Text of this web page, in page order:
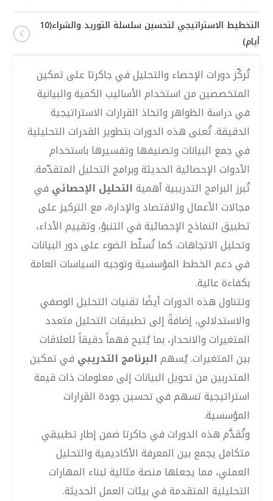
التخطيط الاستراتيجي لتحسين سلسلة التوريد والشراء(10
أيام)
تُركّز دورات الإحصاء والتحليل في جاكرتا على تمكين
المتخصصين من استخدام الأساليب الكمية والبيانية
في دراسة الظواهر واتخاذ القرارات الاستراتيجية
الدقيقة. تُعنى هذه الدورات بتطوير القدرات التحليلية
في جمع البيانات وتصنيفها وتفسيرها باستخدام
الأدوات الإحصائية الحديثة وبرامج التحليل المتقدّمة.
تُبرز البرامج التدريبية أهميةالتحليل الإحصائي في
مجالات الأعمال والاقتصاد والإدارة، مع التركيز على
تطبيق النماذج الإحصائية في التنبؤ، وتقييم الأداء،
وتحليل الاتجاهات. كما تُسلّط الضوء على دور البيانات
في دعم الخطط المؤسسية وتوجيه السياسات العامة
بكفاءة عالية.
وتتناول هذه الدورات أيضًا تقنيات التحليل الوصفي
والاستدلالي، إضافةً إلى تطبيقات التحليل متعدد
المتغيرات والانحدار، بما يُتيح فهماً دقيقاً للعلاقات
بين المتغيرات. يُسهمالبرنامج التدريبي في تمكين
المتدربين من تحويل البيانات إلى معلومات ذات قيمة
استراتيجية تسهم في تحسين جودة القرارات
المؤسسية.
وتُقدَّم هذه الدورات في جاكرتا ضمن إطار تطبيقي
متكامل يجمع بين المعرفة الأكاديمية والتحليل
العملي، مما يجعلها منصة مثالية لبناء المهارات
التحليلية المتقدمة في بيئات العمل الحديثة.